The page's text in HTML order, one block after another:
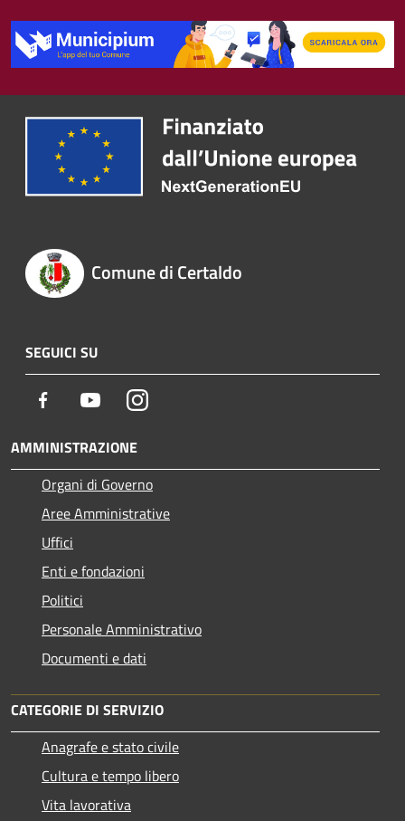
Comune di Certaldo
SEGUICI SU
Facebook YoutubeInstagram
AMMINISTRAZIONE
Organi di Governo
Aree Amministrative
Uffici
Enti e fondazioni
Politici
Personale Amministrativo
Documenti e dati
CATEGORIE DI SERVIZIO
Anagrafe e stato civile
Cultura e tempo libero
Vita lavorativa